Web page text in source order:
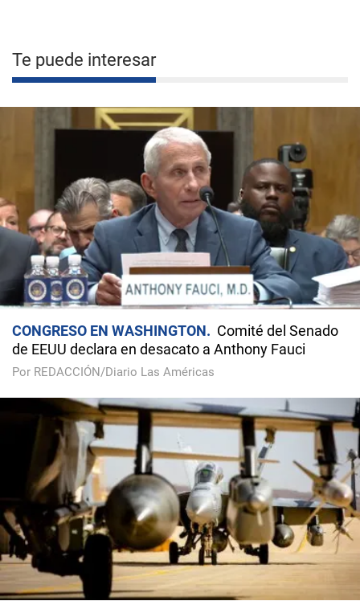
Te puede interesar
CONGRESO EN WASHINGTON
Comité del Senado
de EEUU declara en desacato a Anthony Fauci
Por REDACCIÓN/Diario Las Américas